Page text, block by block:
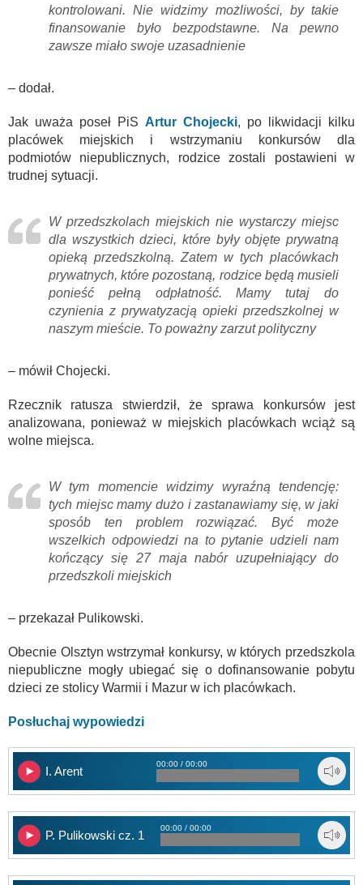
kontrolowani. Nie widzimy możliwości, by takie
finansowanie było bezpodstawne. Na pewno
zawsze miało swoje uzasadnienie
– dodał.
Jak uważa poseł PiS Artur Chojecki, po likwidacji kilku
placówek miejskich i wstrzymaniu konkursów dla
podmiotów niepublicznych, rodzice zostali postawieni w
trudnej sytuacji.
W przedszkolach miejskich nie wystarczy miejsc
dla wszystkich dzieci, które były objęte prywatną
opieką przedszkolną. Zatem w tych placówkach
prywatnych, które pozostaną, rodzice będą musieli
ponieść pełną odpłatność. Mamy tutaj do
czynienia z prywatyzacją opieki przedszkolnej w
naszym mieście. To poważny zarzut polityczny
– mówił Chojecki.
Rzecznik ratusza stwierdził, że sprawa konkursów jest
analizowana, ponieważ w miejskich placówkach wciąż są
wolne miejsca.
W tym momencie widzimy wyraźną tendencję:
tych miejsc mamy dużo i zastanawiamy się, w jaki
sposób ten problem rozwiązać. Być może
wszelkich odpowiedzi na to pytanie udzieli nam
kończący się 27 maja nabór uzupełniający do
przedszkoli miejskich
– przekazał Pulikowski.
Obecnie Olsztyn wstrzymał konkursy, w których przedszkola
niepubliczne mogły ubiegać się o dofinansowanie pobytu
dzieci ze stolicy Warmii i Mazur w ich placówkach.
Posłuchaj wypowiedzi
I. Arent
00:00 / 00:00
P. Pulikowski cz. 1
00:00 / 00:00